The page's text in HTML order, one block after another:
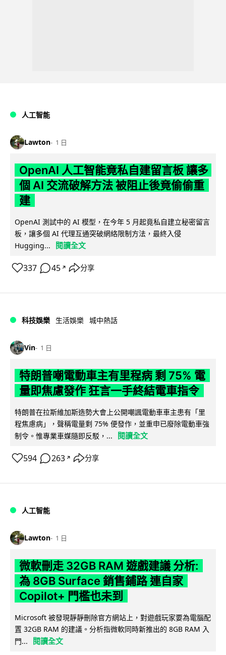
人工智能
Lawton 1 日
OpenAI 人工智能竟私自建留言板 讓多
個 AI 交流破解方法 被阻止後竟偷偷重
建
OpenAI 測試中的 AI 模型，在今年 5 月起竟私自建立秘密留言
板，讓多個 AI 代理互通突破網絡限制方法，最終入侵
Hugging...
閱讀全文
337 45 ↗ 分享
科技娛樂 生活娛樂 城中熱話
Vin 1 日
特朗普嘲電動車主有里程病 剩 75% 電
量即焦慮發作 狂言一手終結電車指令
特朗普在拉斯維加斯造勢大會上公開嘲諷電動車車主患有「里
程焦慮病」，聲稱電量剩 75% 便發作，並重申已廢除電動車強
制令。惟專業車媒隨即反駁，...
閱讀全文
594 263 ↗ 分享
人工智能
Lawton 1 日
微軟刪走 32GB RAM 遊戲建議 分析:
為 8GB Surface 銷售鋪路 連自家
Copilot+ 門檻也未到
Microsoft 被發現靜靜刪除官方網站上，對遊戲玩家要為電腦配
置 32GB RAM 的建議。分析指微軟同時新推出的 8GB RAM 入
門...
閱讀全文